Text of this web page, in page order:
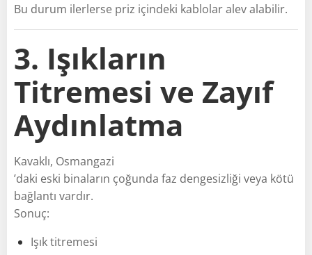
Bu durum ilerlerse priz içindeki kablolar alev alabilir.
3. Işıkların
Titremesi ve Zayıf
Aydınlatma
Kavaklı, Osmangazi
’daki eski binaların çoğunda faz dengesizliği veya kötü
bağlantı vardır.
Sonuç:
Işık titremesi